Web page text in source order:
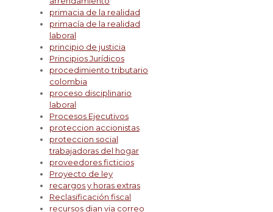
primacia de la realidad
primacía de la realidad
laboral
principio de justicia
Principios Jurídicos
procedimiento tributario
colombia
proceso disciplinario
laboral
Procesos Ejecutivos
proteccion accionistas
proteccion social
trabajadoras del hogar
proveedores ficticios
Proyecto de ley
recargos y horas extras
Reclasificación fiscal
recursos dian via correo